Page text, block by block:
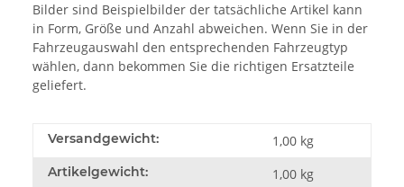
Bilder sind Beispielbilder der tatsächliche Artikel kann
in Form, Größe und Anzahl abweichen. Wenn Sie in der
Fahrzeugauswahl den entsprechenden Fahrzeugtyp
wählen, dann bekommen Sie die richtigen Ersatzteile
geliefert.
Versandgewicht: 1,00 kg
Artikelgewicht: 1,00 kg